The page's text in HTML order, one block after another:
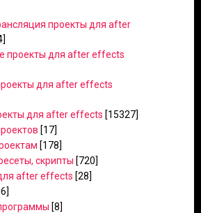
проекты для after
проекты для after effects
для after effects
для after effects [15327]
[17]
[178]
скрипты [720]
after effects [28]
[8]